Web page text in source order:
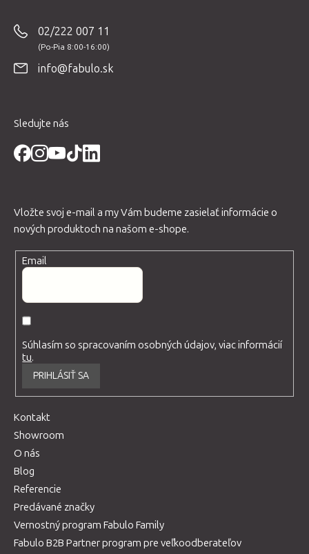
02/222 007 11
info@fabulo.sk
Sledujte nás
Vložte svoj e-mail a my Vám budeme zasielať informácie o
nových produktoch na našom e-shope.
Email
Súhlasím so spracovaním osobných údajov, viac informácií
tu.
PRIHLÁSIŤ SA
Kontakt
Showroom
O nás
Blog
Referencie
Predávané značky
Vernostný program Fabulo Family
Fabulo B2B Partner program pre veľkoodberateľov